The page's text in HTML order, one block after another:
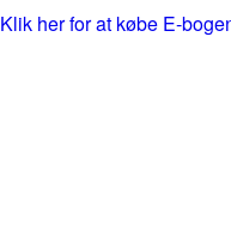
Klik her for at købe E-